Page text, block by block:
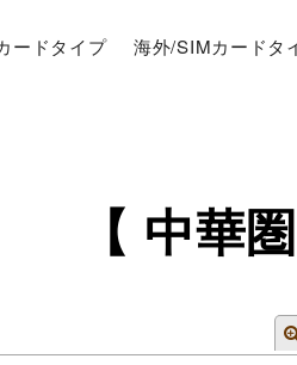
ードタイプ 海外/SIMカードタ
【 中華